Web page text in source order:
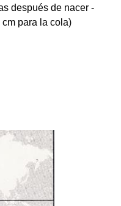
después de nacer -
cm para la cola)